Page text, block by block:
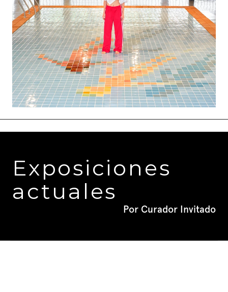
Exposiciones
actuales
Por Curador Invitado